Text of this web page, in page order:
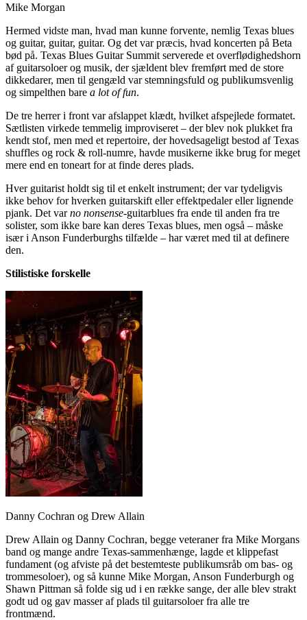
Mike Morgan
Hermed vidste man, hvad man kunne forvente, nemlig Texas blues
og guitar, guitar, guitar. Og det var præcis, hvad koncerten på Beta
bød på. Texas Blues Guitar Summit serverede et overflødighedshorn
af guitarsoloer og musik, der sjældent blev fremført med de store
dikkedarer, men til gengæld var stemningsfuld og publikumsvenlig
og simpelthen bare a lot of fun.
De tre herrer i front var afslappet klædt, hvilket afspejlede formatet.
Sætlisten virkede temmelig improviseret – der blev nok plukket fra
kendt stof, men med et repertoire, der hovedsageligt bestod af Texas
shuffles og rock & roll-numre, havde musikerne ikke brug for meget
mere end en toneart for at finde deres plads.
Hver guitarist holdt sig til et enkelt instrument; der var tydeligvis
ikke behov for hverken guitarskift eller effektpedaler eller lignende
pjank. Det varno nonsense-guitarblues fra ende til anden fra tre
solister, som ikke bare kan deres Texas blues, men også – måske
især i Anson Funderburghs tilfælde – har været med til at definere
den.
Stilistiske forskelle
Danny Cochran og Drew Allain
Drew Allain og Danny Cochran, begge veteraner fra Mike Morgans
band og mange andre Texas-sammenhænge, lagde et klippefast
fundament (og afviste på det bestemteste publikumsråb om bas- og
trommesoloer), og så kunne Mike Morgan, Anson Funderburgh og
Shawn Pittman så folde sig ud i en række sange, der alle blev strakt
godt ud og gav masser af plads til guitarsoloer fra alle tre
frontmænd.